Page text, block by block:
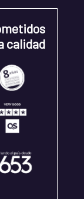
calidad